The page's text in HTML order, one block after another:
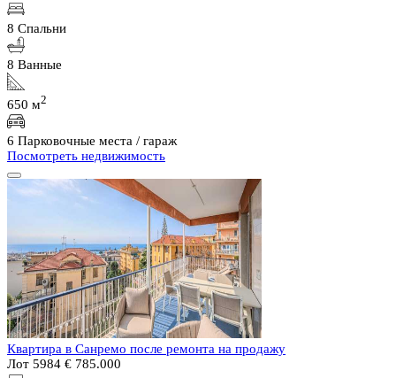
8 Спальни
8 Ванные
650 м2
6 Парковочные места / гараж
Посмотреть недвижимость
Квартира в Санремо после ремонта на продажу
Лот 5984 € 785.000